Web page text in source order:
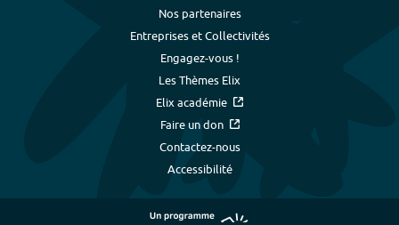
Nos partenaires
Entreprises et Collectivités
Engagez-vous !
Les Thèmes Elix
Elix académie
Faire un don
Contactez-nous
Accessibilité